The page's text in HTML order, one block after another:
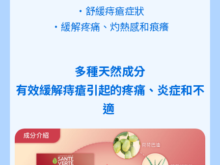
・舒緩痔瘡症狀
・緩解疼痛、灼熱感和痕癢
多種天然成分
有效緩解痔瘡引起的疼痛、炎症和不
適